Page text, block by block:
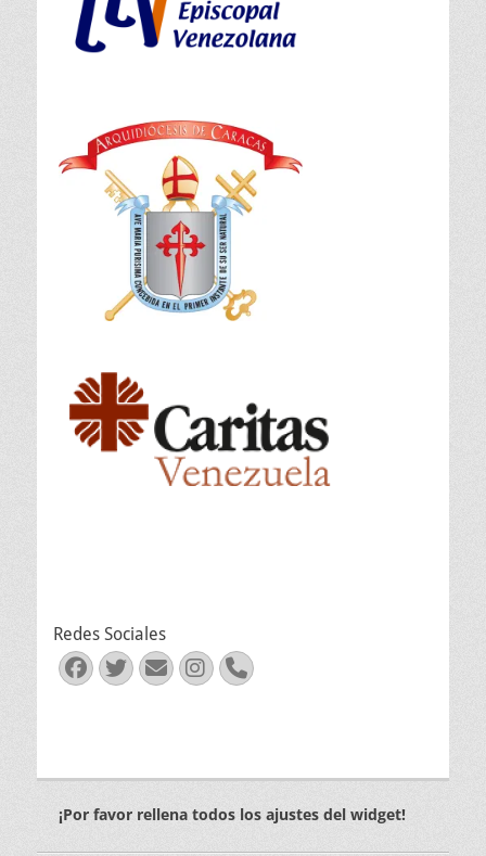
Redes Sociales
Facebook
Twitter
Correo
electrónico
Instagram
Teléfono
¡Por favor rellena todos los ajustes del widget!